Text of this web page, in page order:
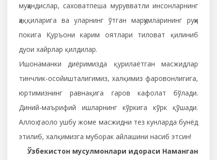
муҳандислар, саховатпеша мурувватли инсонларнинг
ҳаққиларига ва уларнинг ўтган марҳумларининг руҳи
покига Қуръони карим оятлари тиловат қилиниб
дуои хайрлар қилдилар.
Ишонаманки диёримизда қурилаётган масжидлар
тинчлик-осойишталигимиз, халқимиз фаровонлигига,
юртимизнинг равнақига гаров кафолат бўлади.
Диний-маърифий ишларнинг кўркига кўрк қўшади.
Аллоҳ таоло ушбу жоме масжидни тез кунларда бунёд
этилиб, халқимизга муборак айлашини насиб этсин!
Ўзбекистон мусулмонлари идораси Наманган